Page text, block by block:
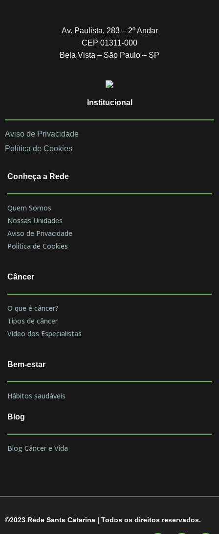
Av. Paulista, 283 – 2º Andar
CEP 01311-000
Bela Vista – São Paulo – SP
Institucional
Aviso de Privacidade
Política de Cookies
Conheça a Rede
Quem Somos
Nossas Unidades
Aviso de Privacidade
Política de Cookies
Câncer
O que é câncer?
Tipos de câncer
Vídeo dos Especialistas
Bem-estar
Hábitos saudáveis
Blog
Blog Câncer e Vida
©2023 Rede Santa Catarina | Todos os direitos reservados.